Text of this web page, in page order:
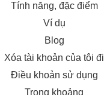
Tính năng, đặc điểm
Ví dụ
Blog
Xóa tài khoản của tôi đi
Điều khoản sử dụng
Trong khoảng